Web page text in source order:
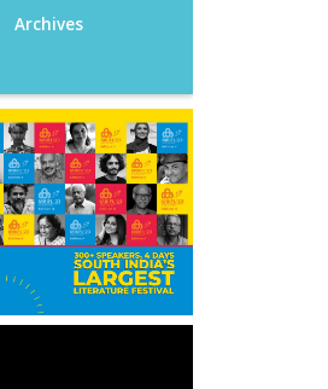
Archives